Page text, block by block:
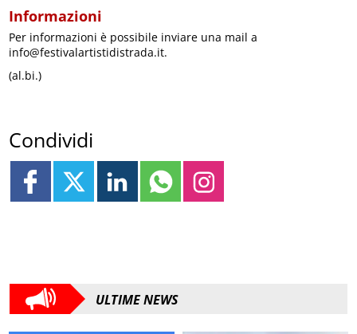
Informazioni
Per informazioni è possibile inviare una mail a
info@festivalartistidistrada.it.
(al.bi.)
Condividi
ULTIME NEWS